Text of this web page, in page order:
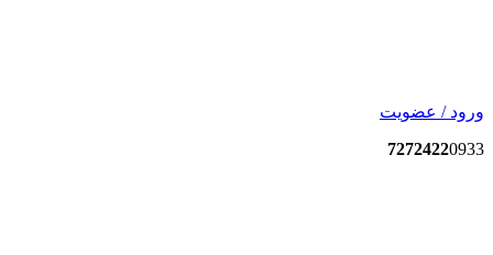
ورود / عضویت
72724220933